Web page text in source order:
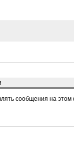
сообщения на